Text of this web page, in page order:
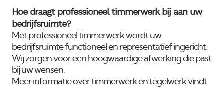
Hoe draagt professioneel timmerwerk bij aan uw
bedrijfsruimte?
Met professioneel timmerwerk wordt uw
bedrijfsruimte functioneel en representatief ingericht.
Wij zorgen voor een hoogwaardige afwerking die past
bij uw wensen.
Meer informatie overtimmerwerk en tegelwerkvindt